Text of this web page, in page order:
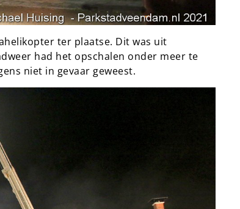
ter plaatse. Dit was uit
had het opschalen onder meer te
niet in gevaar geweest.